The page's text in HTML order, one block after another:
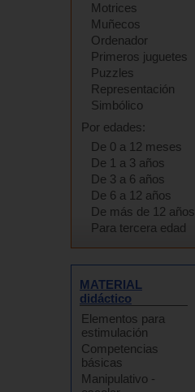
Motrices
Muñecos
Ordenador
Primeros juguetes
Puzzles
Representación
Simbólico
Por edades:
De 0 a 12 meses
De 1 a 3 años
De 3 a 6 años
De 6 a 12 años
De más de 12 años
Para tercera edad
MATERIAL
didáctico
Elementos para
estimulación
Competencias
básicas
Manipulativo -